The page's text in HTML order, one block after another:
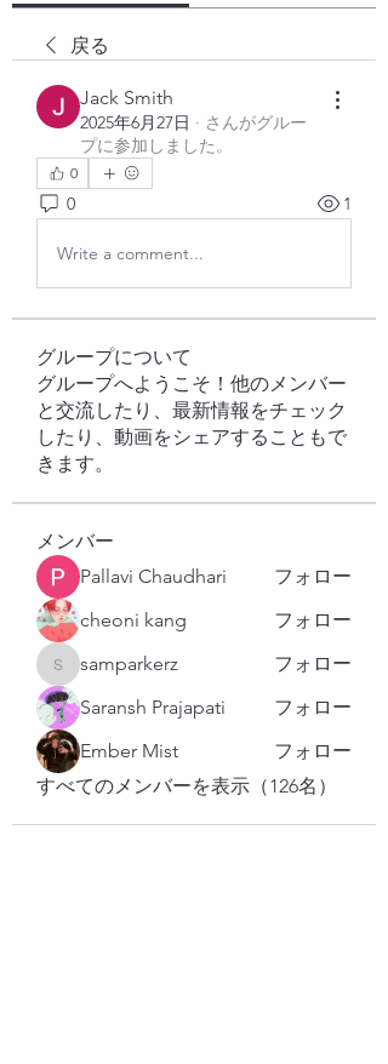
戻る
Jack Smith
2025年6月27日 · さんがグルー
プに参加しました。
0
0 1
Write a comment...
グループについて
グループへようこそ！他のメンバー
と交流したり、最新情報をチェック
したり、動画をシェアすることもで
きます。
メンバー
Pallavi Chaudhari
フォロー
cheoni kang
フォロー
samparkerz
samparkerz
フォロー
Saransh Prajapati
フォロー
Ember Mist
フォロー
すべてのメンバーを表示（126名）